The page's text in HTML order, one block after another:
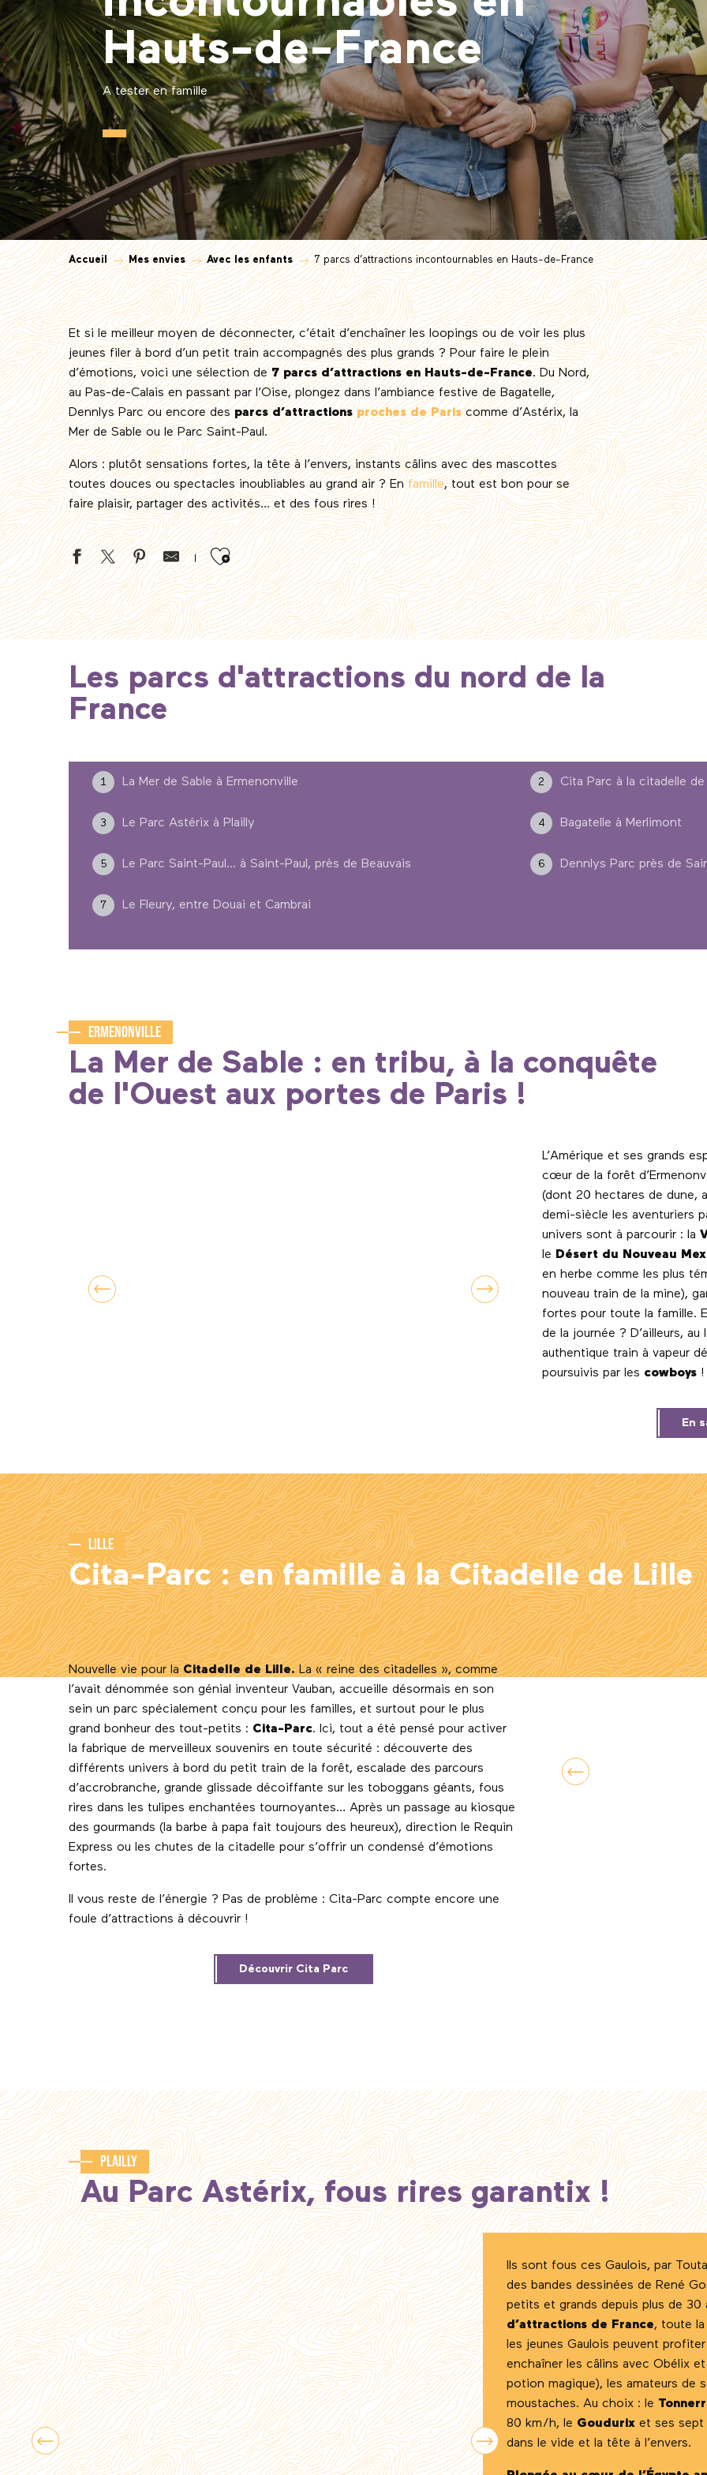
Hauts-de-France
A tester en famille
Accueil Mes envies Avec les enfants 7 parcs d’attractions incontournables en Hauts-de-France
Et si le meilleur moyen de déconnecter, c’était d’enchaîner les loopings ou de voir les plus
jeunes filer à bord d’un petit train accompagnés des plus grands ? Pour faire le plein
d’émotions, voici une sélection de7 parcs d’attractions en Hauts-de-France. Du Nord,
au Pas-de-Calais en passant par l’Oise, plongez dans l’ambiance festive de Bagatelle,
Dennlys Parc ou encore desparcs d’attractionsproches de Pariscomme d’Astérix, la
Mer de Sable ou le Parc Saint-Paul.
Alors : plutôt sensations fortes, la tête à l’envers, instants câlins avec des mascottes
toutes douces ou spectacles inoubliables au grand air ? Enfamille, tout est bon pour se
faire plaisir, partager des activités… et des fous rires !
Ajouter aux favoris
Les parcs d'attractions du nord de la
France
1 La Mer de Sable à Ermenonville 2 Cita Parc à la citadelle de
3 Le Parc Astérix à Plailly 4 Bagatelle à Merlimont
5 Le Parc Saint-Paul... à Saint-Paul, près de Beauvais 6 Dennlys Parc près de
7 Le Fleury, entre Douai et Cambrai
Ermenonville
La Mer de Sable : en tribu, à la conquête
de l'Ouest aux portes de Paris !
L’Amérique et ses grands
cœur de la forêt
(dont 20 hectares de dune,
demi-siècle les aventuriers
univers sont à parcourir : la
le Désert du Nouveau
en herbe comme les plus
nouveau train de la mine),
fortes pour toute la famille.
de la journée ? D’ailleurs,
authentique train à vapeur
poursuivis par les cowboys !
En
Lille
Cita-Parc : en famille à la Citadelle de Lille
Nouvelle vie pour laCitadelle de Lille.La « reine des citadelles », comme
l’avait dénommée son génial inventeur Vauban, accueille désormais en son
sein un parc spécialement conçu pour les familles, et surtout pour le plus
grand bonheur des tout-petits : Cita-Parc. Ici, tout a été pensé pour activer
la fabrique de merveilleux souvenirs en toute sécurité : découverte des
différents univers à bord du petit train de la forêt, escalade des parcours
d’accrobranche, grande glissade décoiffante sur les toboggans géants, fous
rires dans les tulipes enchantées tournoyantes… Après un passage au kiosque
des gourmands (la barbe à papa fait toujours des heureux), direction le Requin
Express ou les chutes de la citadelle pour s’offrir un condensé d’émotions
fortes.
Il vous reste de l’énergie ? Pas de problème : Cita-Parc compte encore une
foule d’attractions à découvrir !
Découvrir Cita Parc
Plailly
Au Parc Astérix, fous rires garantix !
Ils sont fous ces Gaulois, par
des bandes dessinées de René
petits et grands depuis plus de 30
d’attractions de France, toute la
les jeunes Gaulois peuvent
enchaîner les câlins avec Obélix
potion magique), les amateurs de
moustaches. Au choix : le
80 km/h, le Goudurix et ses sept
dans le vide et la tête à l’envers.